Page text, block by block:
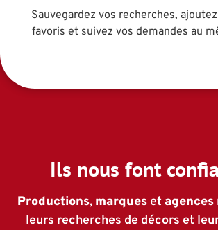
Sauvegardez vos recherches,
favoris et suivez vos demandes au
Ils nous font
Productions, marques etagences
leurs recherches de décors et